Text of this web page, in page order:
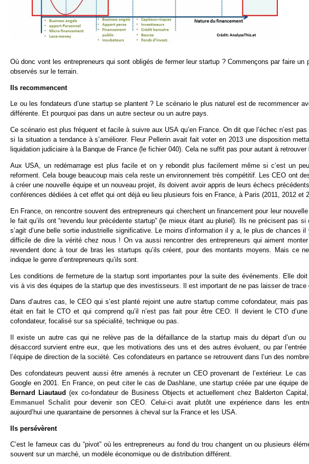
Où donc vont les entrepreneurs qui sont obligés de fermer leur startup ? Commençons par faire
observés sur le terrain.
Ils recommencent
Le ou les fondateurs d’une startup se plantent ? Le scénario le plus naturel est de recommencer
différente. Et pourquoi pas dans un autre secteur ou un autre pays.
Ce scénario est plus fréquent et facile à suivre aux USA qu’en France. On dit que l’échec n’est
si la situation a tendance à s’améliorer. Fleur Pellerin avait fait voter en 2013 une disposition
liquidation judiciaire à la Banque de France (le fichier 040). Cela ne suffit pas pour autant à
Aux USA, un redémarrage est plus facile et on y rebondit plus facilement même si c’est un
reforment. Cela bouge beaucoup mais cela reste un environnement très compétitif. Les CEO ont
à créer une nouvelle équipe et un nouveau projet, ils doivent avoir appris de leurs échecs
conférences dédiées à cet effet qui ont déjà eu lieu plusieurs fois en France, à Paris (2011, 2012 et
En France, on rencontre souvent des entrepreneurs qui cherchent un financement pour leur
le fait qu’ils ont “revendu leur précédente startup” (le mieux étant au pluriel). Ils ne précisent pas
s’agit d’une belle sortie industrielle significative. Le moins d’information il y a, le plus de chances
difficile de dire la vérité chez nous ! On va aussi rencontrer des entrepreneurs qui aiment
revendent donc à tour de bras les startups qu’ils créent, pour des montants moyens. Mais ce
indique le genre d’entrepreneurs qu’ils sont.
Les conditions de fermeture de la startup sont importantes pour la suite des événements. Elle
vis à vis des équipes de la startup que des investisseurs. Il est important de ne pas laisser de trace
Dans d’autres cas, le CEO qui s’est planté rejoint une autre startup comme cofondateur, mais
était en fait le CTO et qui comprend qu’il n’est pas fait pour être CEO. Il devient le CTO
cofondateur, focalisé sur sa spécialité, technique ou pas.
Il existe un autre cas qui ne relève pas de la défaillance de la startup mais du départ d’un
désaccord survient entre eux, que les motivations des uns et des autres évoluent, ou par
l’équipe de direction de la société. Ces cofondateurs en partance se retrouvent dans l’un des
Des cofondateurs peuvent aussi être amenés à recruter un CEO provenant de l’extérieur. Le
Google en 2001. En France, on peut citer le cas de Dashlane, une startup créée par une équipe
Bernard Liautaud (ex co-fondateur de Business Objects et actuellement chez Balderton
Emmanuel Schalit pour devenir son CEO. Celui-ci avait plutôt une expérience dans les
aujourd’hui une quarantaine de personnes à cheval sur la France et les USA.
Ils persévèrent
C’est le fameux cas du “pivot” où les entrepreneurs au fond du trou changent un ou plusieurs
souvent sur un marché, un modèle économique ou de distribution différent.